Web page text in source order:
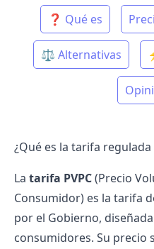
❓ Qué es
⚖️ Alternativas
¿Qué es la tarifa
La tarifa PVPC(Precio
Consumidor) es la tarifa
por el Gobierno,
consumidores. Su precio